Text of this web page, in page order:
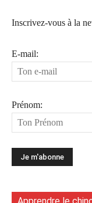
Inscrivez-vous à la
E-mail:
Prénom:
Apprendre le